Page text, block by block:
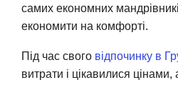
самих економних
економити на комфорті.
Під час свого відпочинку в
витрати і цікавилися